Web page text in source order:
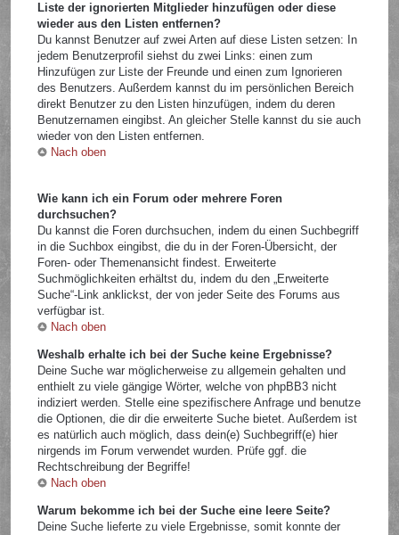
Liste der ignorierten Mitglieder hinzufügen oder diese
wieder aus den Listen entfernen?
Du kannst Benutzer auf zwei Arten auf diese Listen setzen: In
jedem Benutzerprofil siehst du zwei Links: einen zum
Hinzufügen zur Liste der Freunde und einen zum Ignorieren
des Benutzers. Außerdem kannst du im persönlichen Bereich
direkt Benutzer zu den Listen hinzufügen, indem du deren
Benutzernamen eingibst. An gleicher Stelle kannst du sie auch
wieder von den Listen entfernen.
Nach oben
Wie kann ich ein Forum oder mehrere Foren
durchsuchen?
Du kannst die Foren durchsuchen, indem du einen Suchbegriff
in die Suchbox eingibst, die du in der Foren-Übersicht, der
Foren- oder Themenansicht findest. Erweiterte
Suchmöglichkeiten erhältst du, indem du den „Erweiterte
Suche“-Link anklickst, der von jeder Seite des Forums aus
verfügbar ist.
Nach oben
Weshalb erhalte ich bei der Suche keine Ergebnisse?
Deine Suche war möglicherweise zu allgemein gehalten und
enthielt zu viele gängige Wörter, welche von phpBB3 nicht
indiziert werden. Stelle eine spezifischere Anfrage und benutze
die Optionen, die dir die erweiterte Suche bietet. Außerdem ist
es natürlich auch möglich, dass dein(e) Suchbegriff(e) hier
nirgends im Forum verwendet wurden. Prüfe ggf. die
Rechtschreibung der Begriffe!
Nach oben
Warum bekomme ich bei der Suche eine leere Seite?
Deine Suche lieferte zu viele Ergebnisse, somit konnte der